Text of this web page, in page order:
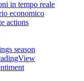
in tempo reale
economico
actions
season